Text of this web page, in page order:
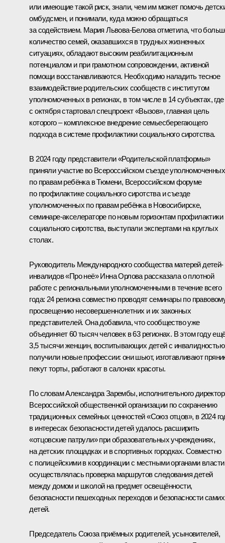
или имеющие такой риск, знали, чем им может помочь
омбудсмен, и понимали, куда можно обращаться
за содействием. Мария Львова-Белова отметила, что
количество семей, оказавшихся в трудных жизненных
ситуациях, обладают высоким реабилитационным
потенциалом и при грамотном сопровождении, активной
помощи восстанавливаются. Необходимо наладить тесное
взаимодействие родительских сообществ с институтом
уполномоченных в регионах, в том числе в 14 субъектах, где
с октября стартовал спецпроект «Вызов», главная цель
которого – комплексное внедрение семьесберегающего
подхода в системе профилактики социального сиротства.
В 2024 году представители «Родительской платформы»
приняли участие во Всероссийском съезде уполномоченных
по правам ребёнка в Тюмени, Всероссийском форуме
по профилактике социального сиротства и съезде
уполномоченных по правам ребёнка в Новосибирске,
семинаре-акселераторе по новым горизонтам профилактики
социального сиротства, выступали экспертами на круглых
столах.
Руководитель Международного сообщества матерей детей-
инвалидов «Про неё» Инна Орлова рассказала о плотной
работе с региональными уполномоченными в течение всего
года: 24 региона совместно проводят семинары по
просвещению несовершеннолетних и их законных
представителей. Она добавила, что сообщество уже
объединяет 60 тысяч человек в 63 регионах. В этом году
3,5 тысячи женщин, воспитывающих детей с
получили новые профессии: они шьют, изготавливают
пекут торты, работают в салонах красоты.
По словам Александра Зарембы, исполнительного
Всероссийской общественной организации по сохранению
традиционных семейных ценностей «Союз отцов», в 2024
в интересах безопасности детей удалось расширить
«отцовские патрули» при образовательных учреждениях,
на детских площадках и в спортивных городках. Совместно
с полицейскими в координации с местными органами власти
осуществлялась проверка маршрутов следования детей
между домом и школой на предмет освещённости,
безопасности пешеходных переходов и безопасности самих
детей.
Председатель Союза приёмных родителей, усыновителей,